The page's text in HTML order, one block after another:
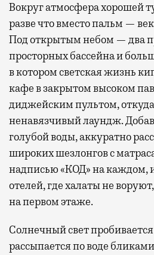
Вокруг атмосфера хорошей
разве что вместо пальм —
Под открытым небом — два
просторных бассейна и
в котором светская жизнь
кафе в закрытом высоком
диджейским пультом, откуда
ненавязчивый лаундж.
голубой воды, аккуратно
широких шезлонгов с
надписью «КОД» на каждом,
отелей, где халаты не
на первом этаже.
Солнечный свет
рассыпается по воде